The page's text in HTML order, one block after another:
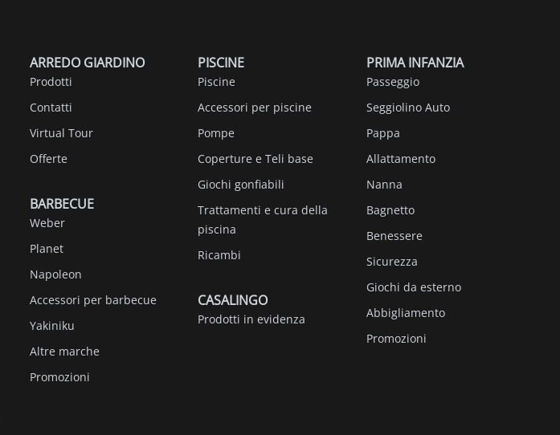
ARREDO GIARDINO
Prodotti
Contatti
Virtual Tour
Offerte
BARBECUE
Weber
Planet
Napoleon
Accessori per barbecue
Yakiniku
Altre marche
Promozioni
PISCINE
Piscine
Accessori per piscine
Pompe
Coperture e Teli base
Giochi gonfiabili
Trattamenti e cura della
piscina
Ricambi
CASALINGO
Prodotti in evidenza
PRIMA INFANZIA
Passeggio
Seggiolino Auto
Pappa
Allattamento
Nanna
Bagnetto
Benessere
Sicurezza
Giochi da esterno
Abbigliamento
Promozioni